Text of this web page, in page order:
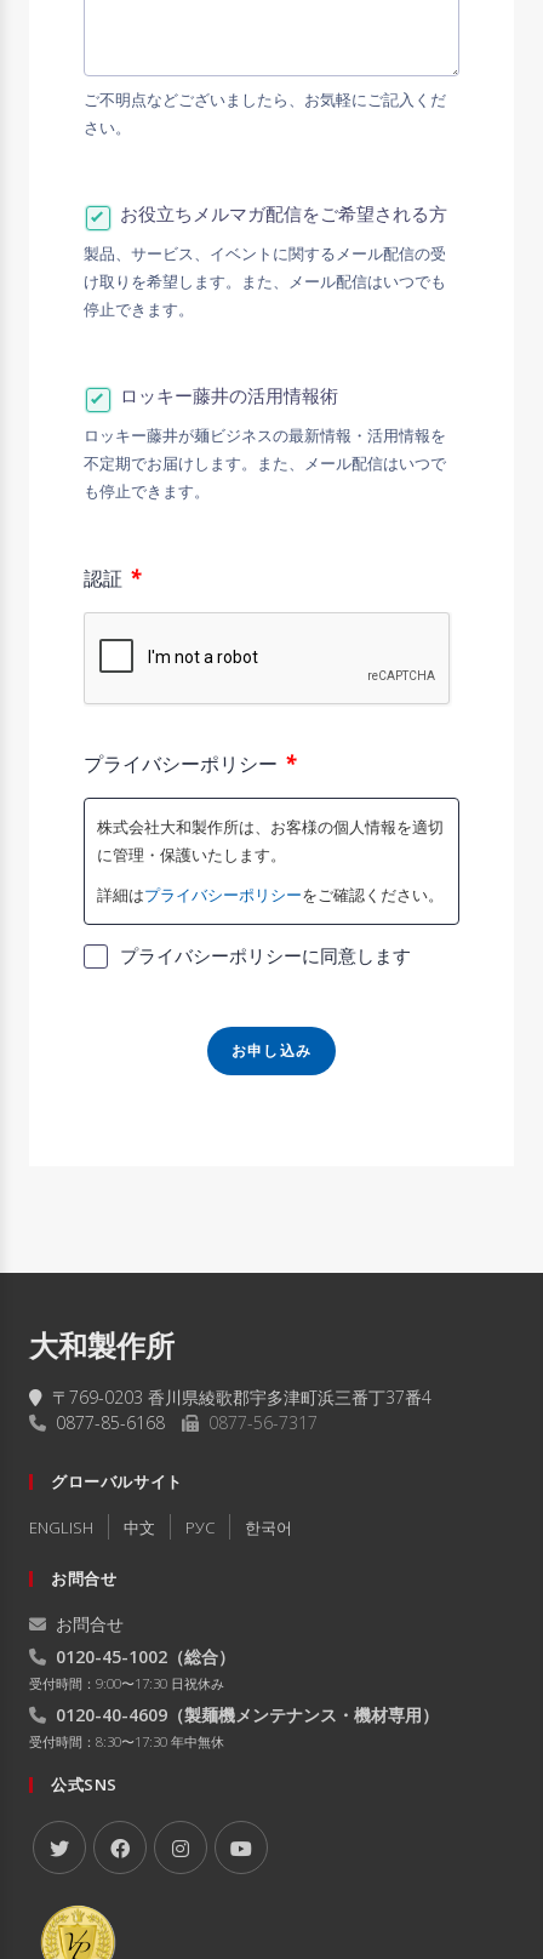
ご不明点などございましたら、お気軽にご記入くだ
さい。
お役立ちメルマガ配信をご希望される方
製品、サービス、イベントに関するメール配信の受
け取りを希望します。また、メール配信はいつでも
停止できます。
ロッキー藤井の活用情報術
ロッキー藤井が麺ビジネスの最新情報・活用情報を
不定期でお届けします。また、メール配信はいつで
も停止できます。
認証 *
プライバシーポリシー *
株式会社大和製作所は、お客様の個人情報を適切
に管理・保護いたします。
詳細はプライバシーポリシーをご確認ください。
プライバシーポリシーに同意します
お申し込み
大和製作所
〒769-0203 香川県綾歌郡宇多津町浜三番丁37番4
0877-85-6168
0877-56-7317
グローバルサイト
ENGLISH 中文 РУC 한국어
お問合せ
お問合せ
0120-45-1002 （総合）
受付時間：9:00〜17:30 日祝休み
0120-40-4609 （製麺機メンテナンス・機材専用）
受付時間：8:30〜17:30 年中無休
公式SNS